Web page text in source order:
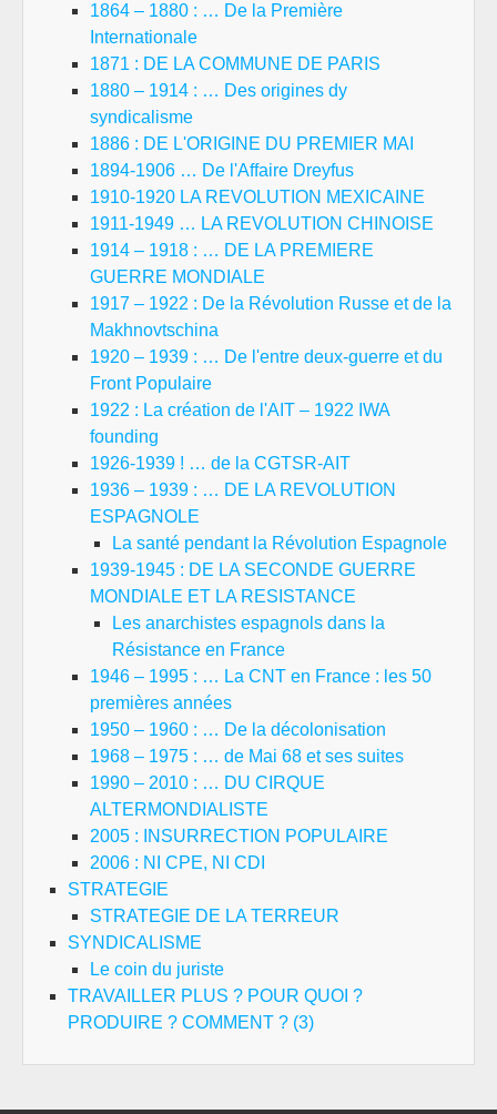
1864 – 1880 : … De la Première
Internationale
1871 : DE LA COMMUNE DE PARIS
1880 – 1914 : … Des origines dy
syndicalisme
1886 : DE L'ORIGINE DU PREMIER MAI
1894-1906 … De l'Affaire Dreyfus
1910-1920 LA REVOLUTION MEXICAINE
1911-1949 … LA REVOLUTION CHINOISE
1914 – 1918 : … DE LA PREMIERE
GUERRE MONDIALE
1917 – 1922 : De la Révolution Russe et de la
Makhnovtschina
1920 – 1939 : … De l'entre deux-guerre et du
Front Populaire
1922 : La création de l'AIT – 1922 IWA
founding
1926-1939 ! … de la CGTSR-AIT
1936 – 1939 : … DE LA REVOLUTION
ESPAGNOLE
La santé pendant la Révolution Espagnole
1939-1945 : DE LA SECONDE GUERRE
MONDIALE ET LA RESISTANCE
Les anarchistes espagnols dans la
Résistance en France
1946 – 1995 : … La CNT en France : les 50
premières années
1950 – 1960 : … De la décolonisation
1968 – 1975 : … de Mai 68 et ses suites
1990 – 2010 : … DU CIRQUE
ALTERMONDIALISTE
2005 : INSURRECTION POPULAIRE
2006 : NI CPE, NI CDI
STRATEGIE
STRATEGIE DE LA TERREUR
SYNDICALISME
Le coin du juriste
TRAVAILLER PLUS ? POUR QUOI ?
PRODUIRE ? COMMENT ? (3)